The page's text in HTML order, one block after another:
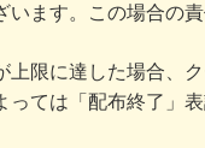
います。この場合の責
上限に達した場合、
っては「配布終了」